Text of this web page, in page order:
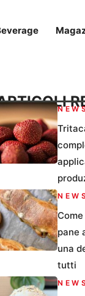
pane
una
tutti